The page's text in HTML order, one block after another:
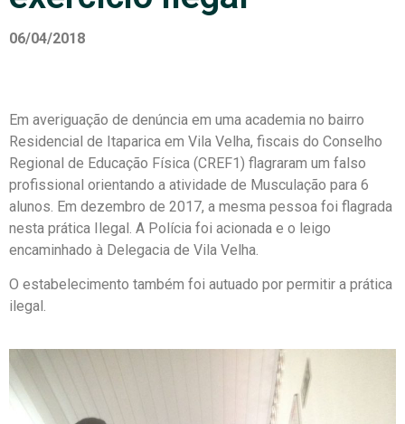
06/04/2018
Em averiguação de denúncia em uma academia no bairro
Residencial de Itaparica em Vila Velha, fiscais do Conselho
Regional de Educação Física (CREF1) flagraram um falso
profissional orientando a atividade de Musculação para 6
alunos. Em dezembro de 2017, a mesma pessoa foi flagrada
nesta prática Ilegal. A Polícia foi acionada e o leigo
encaminhado à Delegacia de Vila Velha.
O estabelecimento também foi autuado por permitir a prática
ilegal.